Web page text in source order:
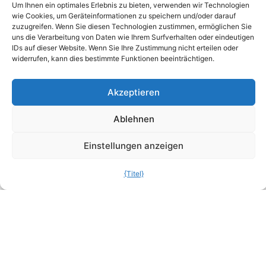
Um Ihnen ein optimales Erlebnis zu bieten, verwenden wir Technologien
wie Cookies, um Geräteinformationen zu speichern und/oder darauf
zuzugreifen. Wenn Sie diesen Technologien zustimmen, ermöglichen Sie
uns die Verarbeitung von Daten wie Ihrem Surfverhalten oder eindeutigen
IDs auf dieser Website. Wenn Sie Ihre Zustimmung nicht erteilen oder
widerrufen, kann dies bestimmte Funktionen beeinträchtigen.
Akzeptieren
Ablehnen
Einstellungen anzeigen
{Titel}
Ozon baut
Gerüche im Kanal
ab
UNSERE KUNDEN +
Fallstudien ansehen